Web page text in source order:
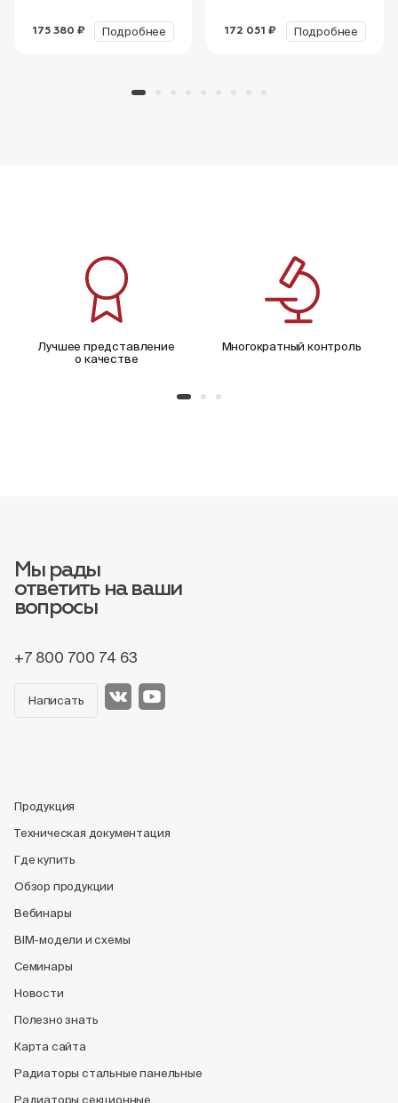
175 380 ₽ Подробнее 172 051 ₽ Подробнее
Лучшее представление
о качестве
Многократный контроль
Мы рады
ответить на ваши
вопросы
+7 800 700 74 63
Написать
Продукция
Техническая документация
Где купить
Обзор продукции
Вебинары
BIM-модели и схемы
Семинары
Новости
Полезно знать
Карта сайта
Радиаторы стальные панельные
Радиаторы секционные